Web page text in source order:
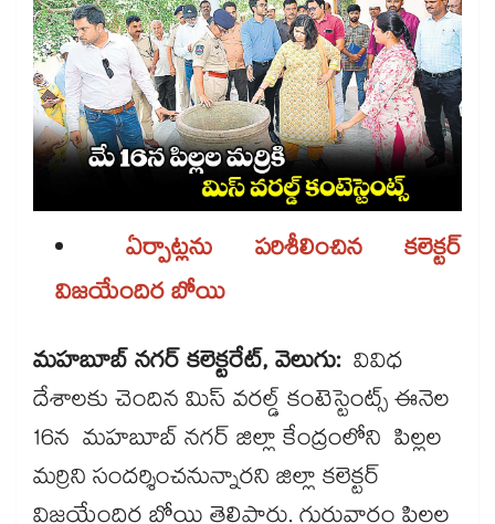
ఏర్పాట్లను పరిశీలించిన కలెక్టర్
విజయేందిర బోయి
మహబూబ్ నగర్ కలెక్టరేట్, వెలుగు: వివిధ
దేశాలకు చెందిన మిస్​ వరల్డ్​ కంటెస్టెంట్స్ ఈనెల
16న మహబూబ్ నగర్ జిల్లా కేంద్రంలోని పిల్లల
మర్రిని సందర్శించనున్నారని జిల్లా కలెక్టర్